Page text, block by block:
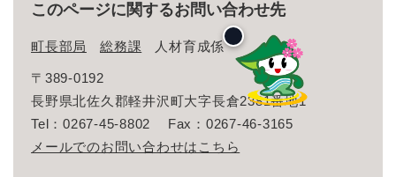
このページに関するお問い合わせ先
町長部局 総務課 人材育成係
〒389-0192
長野県北佐久郡軽井沢町大字長倉2381番地1
Tel：0267-45-8802
Fax：0267-46-3165
メールでのお問い合わせはこちら